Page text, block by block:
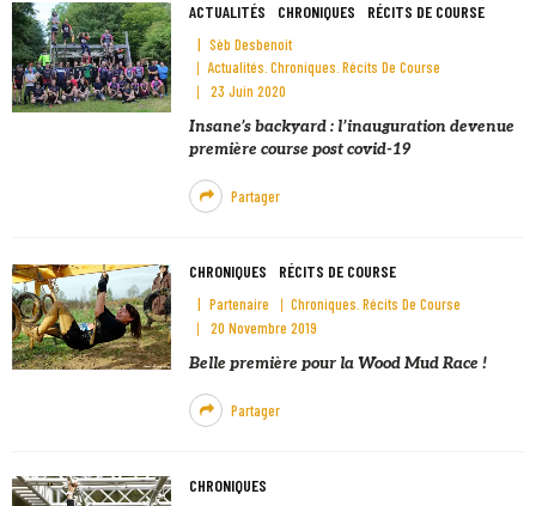
ACTUALITÉS CHRONIQUES RÉCITS DE COURSE
Sèb Desbenoit
Actualités Chroniques Récits De Course
23 Juin 2020
Insane’s backyard : l’inauguration devenue
première course post covid-19
Partager
CHRONIQUES RÉCITS DE COURSE
Partenaire Chroniques Récits De Course
20 Novembre 2019
Belle première pour la Wood Mud Race !
Partager
CHRONIQUES